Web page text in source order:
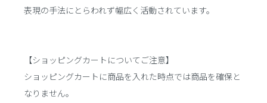
表現の手法にとらわれず幅広く活動されています。
【ショッピングカートについてご注意】
ショッピングカートに商品を入れた時点では商品を確保と
なりません。